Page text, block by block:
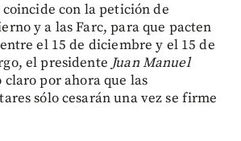
con la petición de
y a las Farc, para que pacten
el 15 de diciembre y el 15 de
el presidente Juan Manuel
por ahora que las
sólo cesarán una vez se firme